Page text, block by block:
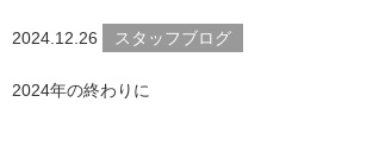
2024.12.26 スタッフブログ
2024年の終わりに